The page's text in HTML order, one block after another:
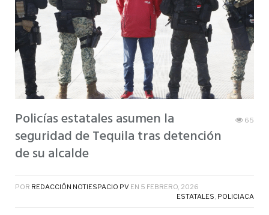
Policías estatales asumen la
seguridad de Tequila tras detención
de su alcalde
65
POR REDACCIÓN NOTIESPACIO PV EN 5 FEBRERO, 2026
ESTATALES, POLICIACA